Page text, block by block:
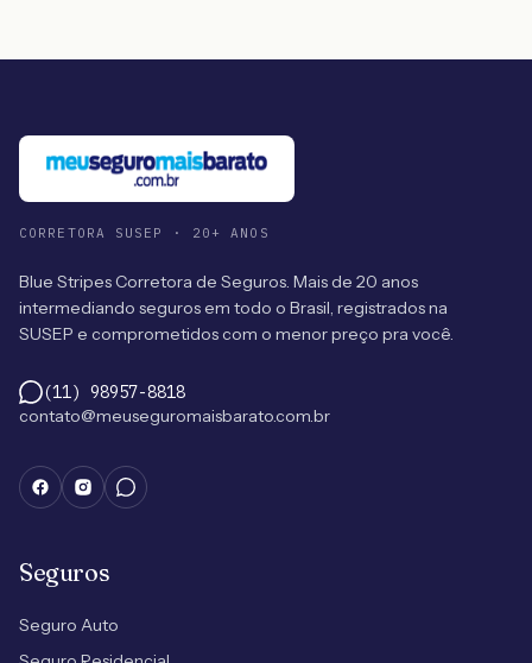
CORRETORA SUSEP · 20+ ANOS
Blue Stripes Corretora de Seguros. Mais de 20 anos
intermediando seguros em todo o Brasil, registrados na
SUSEP e comprometidos com o menor preço pra você.
(11) 98957-8818
contato@meuseguromaisbarato.com.br
Seguros
Seguro Auto